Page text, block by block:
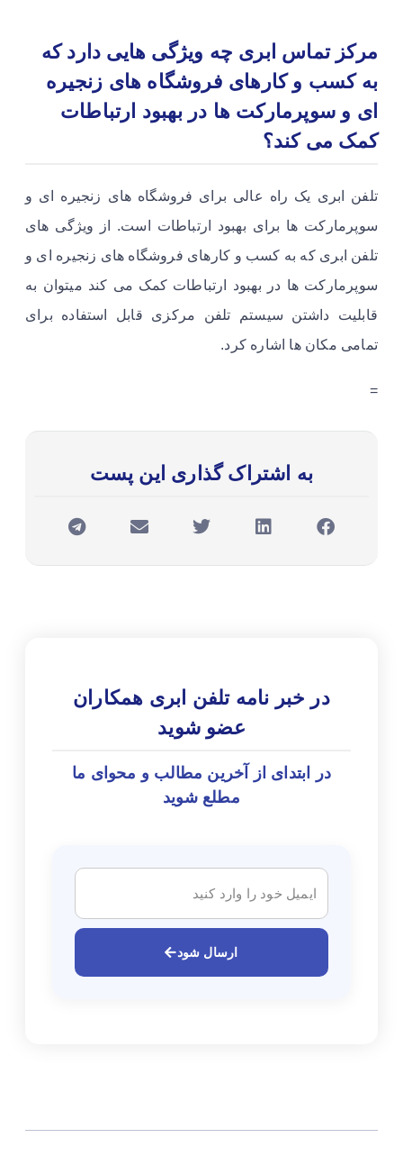
مرکز تماس ابری چه ویژگی هایی دارد که
به کسب و کارهای فروشگاه های زنجیره
ای و سوپرمارکت ها در بهبود ارتباطات
کمک می کند؟
تلفن ابری یک راه عالی برای فروشگاه های زنجیره ای و
سوپرمارکت ها برای بهبود ارتباطات است. از ویژگی های
تلفن ابری که به کسب و کارهای فروشگاه های زنجیره ای و
سوپرمارکت ها در بهبود ارتباطات کمک می کند میتوان به
قابلیت داشتن سیستم تلفن مرکزی قابل استفاده برای
تمامی مکان ها اشاره کرد.
به اشتراک گذاری این پست
در خبر نامه تلفن ابری همکاران
عضو شوید
در ابتدای از آخرین مطالب و محوای ما
مطلع شوید
ارسال شود